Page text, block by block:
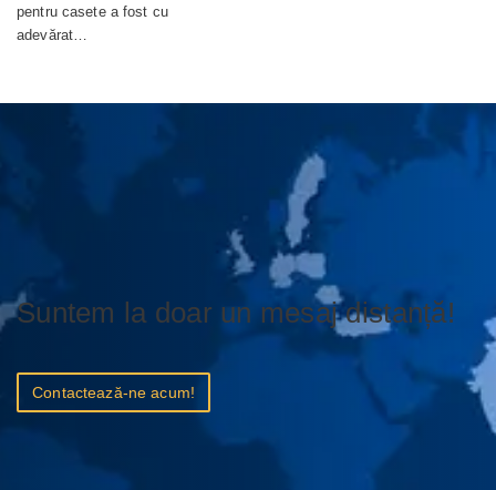
pentru casete a fost cu
adevărat…
Suntem la doar un mesaj distanță!
Contactează-ne acum!